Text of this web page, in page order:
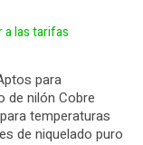
a las tarifas
para
de nilón Cobre
temperaturas
de niquelado puro